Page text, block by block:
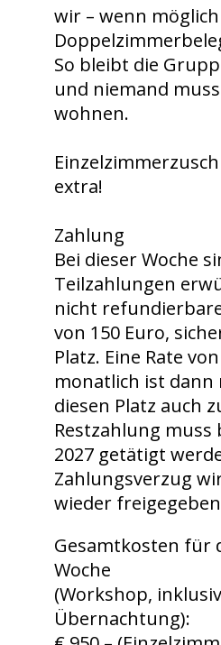
wir – wenn
So bleibt die
und niemand
wohnen.
extra!
Zahlung
Bei dieser Woche
Teilzahlungen
nicht
von 150 Euro,
Platz. Eine Rate
monatlich ist dann
diesen Platz auch
Restzahlung muss
2027 getätigt
Zahlungsverzug
wieder
Gesamtkosten für
Woche
(Workshop,
Übernachtung):